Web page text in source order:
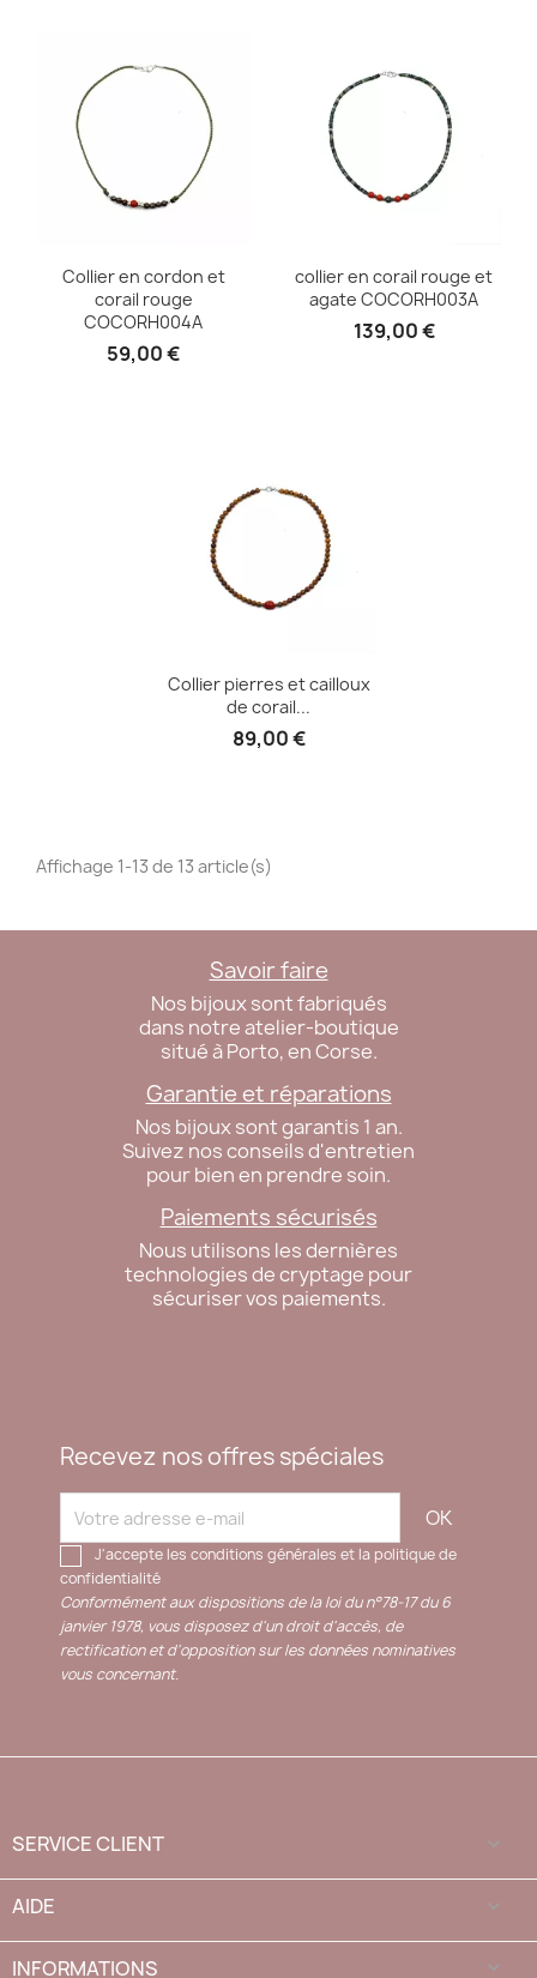
Collier en cordon et
corail rouge
COCORH004A
59,00 €
collier en corail rouge et
agate COCORH003A
139,00 €
Collier pierres et cailloux
de corail...
89,00 €
Affichage 1-13 de 13 article(s)
Savoir faire
Nos bijoux sont fabriqués
dans notre atelier-boutique
situé à Porto, en Corse.
Garantie et réparations
Nos bijoux sont garantis 1 an.
Suivez nos conseils d'entretien
pour bien en prendre soin.
Paiements sécurisés
Nous utilisons les dernières
technologies de cryptage pour
sécuriser vos paiements.
Recevez nos offres spéciales
J'accepte les conditions générales et la politique de
confidentialité
Conformément aux dispositions de la loi du n°78-17 du 6
janvier 1978, vous disposez d'un droit d'accès, de
rectification et d'opposition sur les données nominatives
vous concernant.
SERVICE CLIENT
AIDE
INFORMATIONS